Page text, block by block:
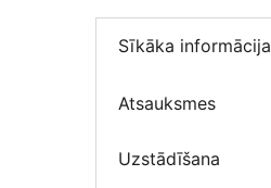
Sīkāka informācija
Atsauksmes
Uzstādīšana